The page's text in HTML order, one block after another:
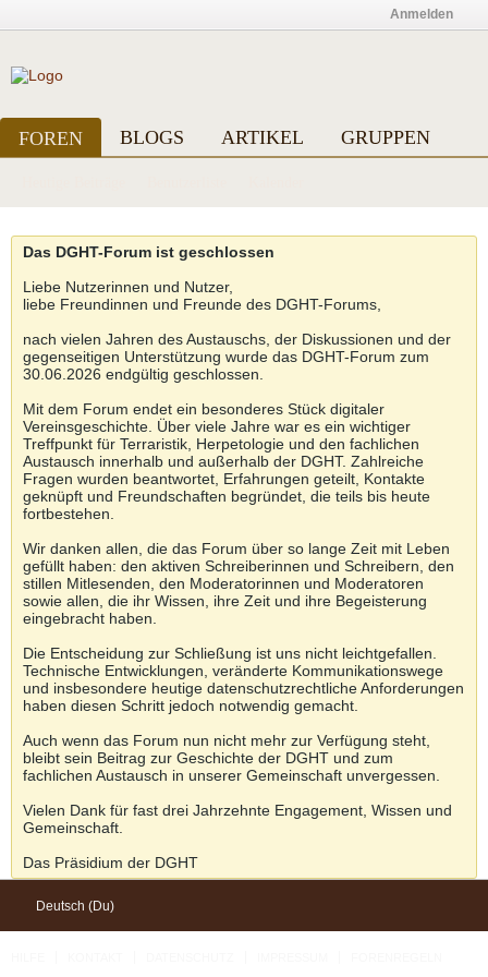
Anmelden
FOREN BLOGS ARTIKEL GRUPPEN
Das DGHT-Forum ist geschlossen
Liebe Nutzerinnen und Nutzer,
liebe Freundinnen und Freunde des DGHT-Forums,
nach vielen Jahren des Austauschs, der Diskussionen und der
gegenseitigen Unterstützung wurde das DGHT-Forum zum
30.06.2026 endgültig geschlossen.
Mit dem Forum endet ein besonderes Stück digitaler
Vereinsgeschichte. Über viele Jahre war es ein wichtiger
Treffpunkt für Terraristik, Herpetologie und den fachlichen
Austausch innerhalb und außerhalb der DGHT. Zahlreiche
Fragen wurden beantwortet, Erfahrungen geteilt, Kontakte
geknüpft und Freundschaften begründet, die teils bis heute
fortbestehen.
Wir danken allen, die das Forum über so lange Zeit mit Leben
gefüllt haben: den aktiven Schreiberinnen und Schreibern, den
stillen Mitlesenden, den Moderatorinnen und Moderatoren
sowie allen, die ihr Wissen, ihre Zeit und ihre Begeisterung
eingebracht haben.
Die Entscheidung zur Schließung ist uns nicht leichtgefallen.
Technische Entwicklungen, veränderte Kommunikationswege
und insbesondere heutige datenschutzrechtliche Anforderungen
haben diesen Schritt jedoch notwendig gemacht.
Auch wenn das Forum nun nicht mehr zur Verfügung steht,
bleibt sein Beitrag zur Geschichte der DGHT und zum
fachlichen Austausch in unserer Gemeinschaft unvergessen.
Vielen Dank für fast drei Jahrzehnte Engagement, Wissen und
Gemeinschaft.
Das Präsidium der DGHT
Deutsch (Du)